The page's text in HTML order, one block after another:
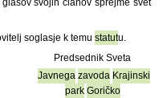
svojih članov sprejme svet
soglasje k temu statutu.
Predsednik Sveta
Javnega zavoda Krajinski
park Goričko